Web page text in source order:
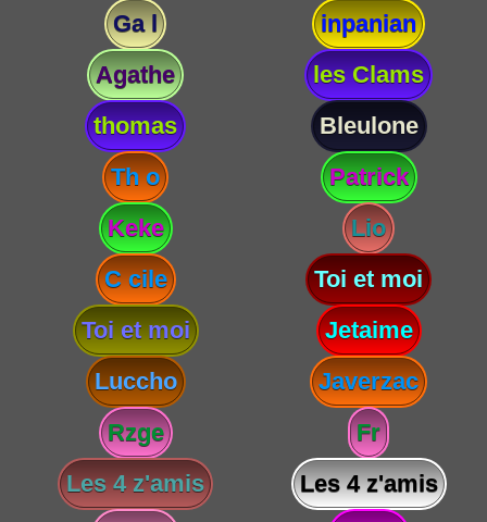
Ga l
inpanian
Agathe
les Clams
thomas
Bleulone
Th o
Patrick
Keke
Lio
C cile
Toi et moi
Toi et moi
Jetaime
Luccho
Javerzac
Rzge
Fr
Les 4 z'amis
Les 4 z'amis